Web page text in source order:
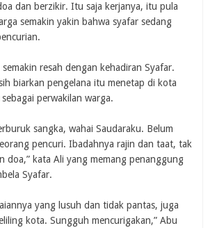
dan berzikir. Itu saja kerjanya, itu pula
semakin yakin bahwa syafar sedang
semakin resah dengan kehadiran Syafar.
biarkan pengelana itu menetap di kota
perwakilan warga.
sangka, wahai Saudaraku. Belum
pencuri. Ibadahnya rajin dan taat, tak
doa,” kata Ali yang memang penanggung
Syafar.
yang lusuh dan tidak pantas, juga
kota. Sungguh mencurigakan,” Abu